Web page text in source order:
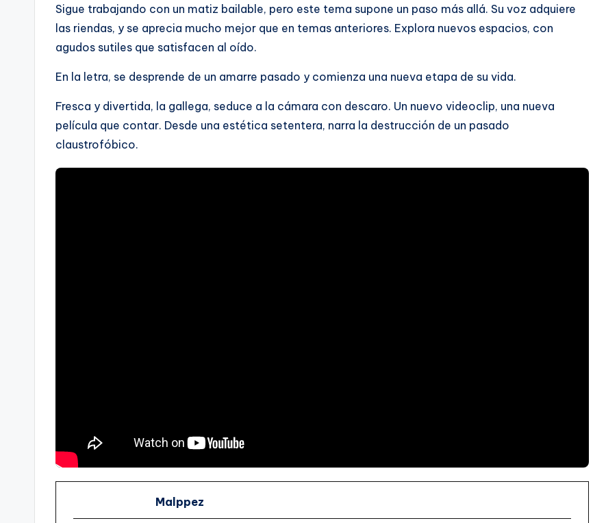
Sigue trabajando con un matiz bailable, pero este tema supone un paso más allá. Su voz adquiere
las riendas, y se aprecia mucho mejor que en temas anteriores. Explora nuevos espacios, con
agudos sutiles que satisfacen al oído.
En la letra, se desprende de un amarre pasado y comienza una nueva etapa de su vida.
Fresca y divertida, la gallega, seduce a la cámara con descaro. Un nuevo videoclip, una nueva
película que contar. Desde una estética setentera, narra la destrucción de un pasado
claustrofóbico.
Malppez